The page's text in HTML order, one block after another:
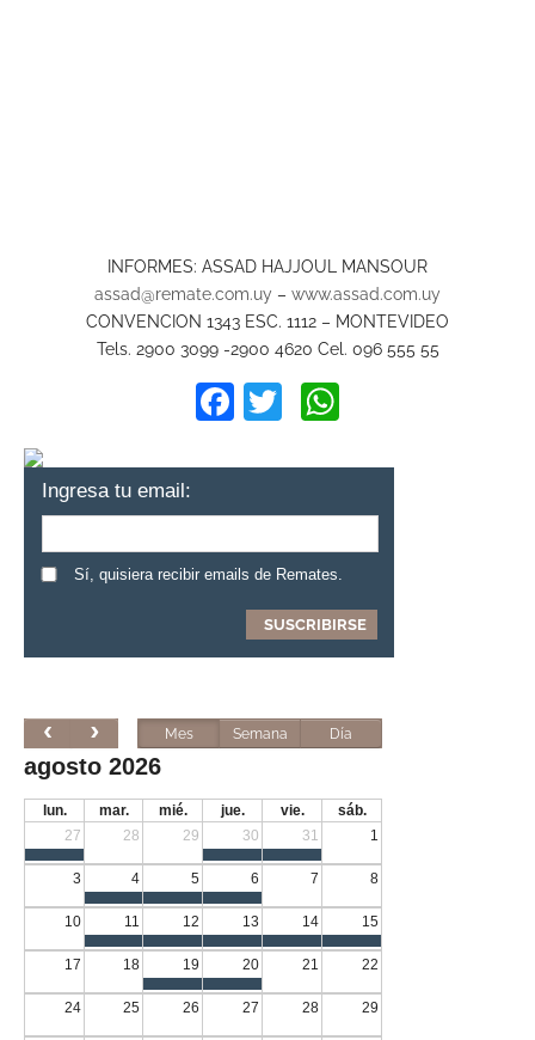
INFORMES: ASSAD HAJJOUL MANSOUR
assad@remate.com.uy – www.assad.com.uy
CONVENCION 1343 ESC. 1112 – MONTEVIDEO
Tels. 2900 3099 -2900 4620 Cel. 096 555 55
Facebook
Twitter
Ingresa tu email:
Sí, quisiera recibir emails de Remates.
Mes Semana Día
agosto 2026
lun. mar. mié. jue. vie.
sáb.
27
28 29 30 31 1
3 4 5 6 7 8
10 11 12 13 14 15
17 18 19 20 21 22
24 25 26 27 28 29